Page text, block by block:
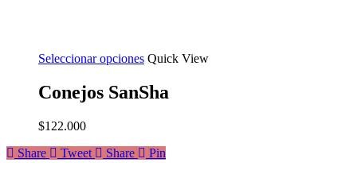
Seleccionar opciones Quick View
Conejos SanSha
$122.000
Share
Tweet Share Pin